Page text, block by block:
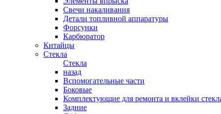
Свечи накаливания
Детали топливной аппаратуры
Форсунки
Карбюратор
Китайцы
Стекла
Стекла
назад
Вспомогательные части
Боковые
Комплектующие для ремонта и вклейки
Задние